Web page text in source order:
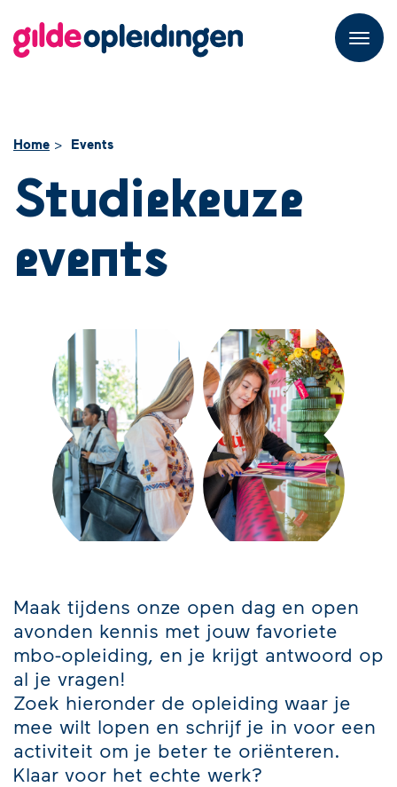
Home
Events
Studiekeuze
events
Maak tijdens onze open dag en open
avonden kennis met jouw favoriete
mbo-opleiding, en je krijgt antwoord op
al je vragen!
Zoek hieronder de opleiding waar je
mee wilt lopen en schrijf je in voor een
activiteit om je beter te oriënteren.
Klaar voor het echte werk?